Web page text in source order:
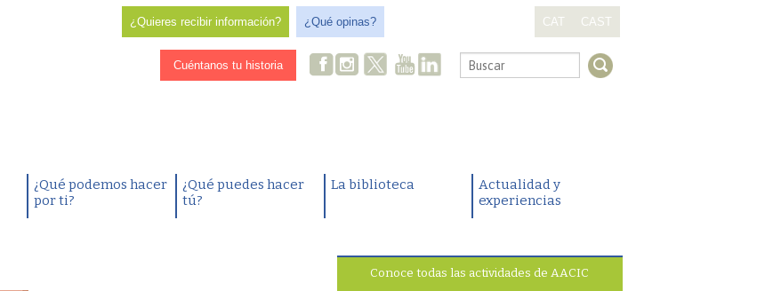
¿Quieres recibir información? ¿Qué opinas? CAT CAST
Cuéntanos tu historia .
¿Qué podemos hacer
por ti?
¿Qué puedes hacer
tú?
La biblioteca
Actualidad y
experiencias
Conoce todas las actividades de AACIC